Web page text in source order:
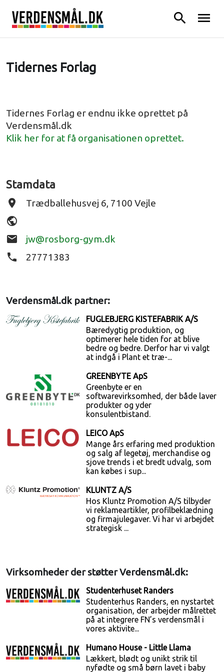
search menu
Tidernes Forlag
Tidernes Forlag er endnu ikke oprettet på
Verdensmål.dk
Klik her for at få organisationen oprettet.
Stamdata
place Trædballehusvej 6, 7100 Vejle
public
email
jw@rosborg-gym.dk
phone 27771383
Verdensmål.dk partner:
FUGLEBJERG KISTEFABRIK A/S
Bæredygtig produktion, og
optimerer hele tiden for at blive
bedre og bedre. Derfor har vi valgt
at indgå i Plant et træ-...
GREENBYTE ApS
Greenbyte er en
softwarevirksomhed, der både laver
produkter og yder
konsulentbistand.
LEICO ApS
Mange års erfaring med produktion
og salg af legetøj, merchandise og
sjove trends i et bredt udvalg, som
kan købes i sup...
KLUNTZ A/S
Hos Kluntz Promotion A/S tilbyder
vi reklameartikler, profilbeklædning
og firmajulegaver. Vi har vi arbejdet
strategisk ...
Virksomheder der støtter Verdensmål.dk:
Studenterhuset Randers
Studenterhus Randers, en nystartet
organisation, der arbejder målrettet
på at integrere FN’s verdensmål i
vores aktivite...
Humano House - Little Llama
Lækkert, blødt og unikt strik til
nyfødte og små børn lavet i baby